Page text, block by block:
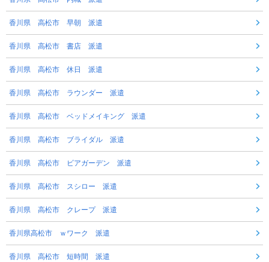
香川県 高松市 早朝 派遣
香川県 高松市 書店 派遣
香川県 高松市 休日 派遣
香川県 高松市 ラウンダー 派遣
香川県 高松市 ベッドメイキング 派遣
香川県 高松市 ブライダル 派遣
香川県 高松市 ビアガーデン 派遣
香川県 高松市 スシロー 派遣
香川県 高松市 クレープ 派遣
香川県高松市 ｗワーク 派遣
香川県 高松市 短時間 派遣